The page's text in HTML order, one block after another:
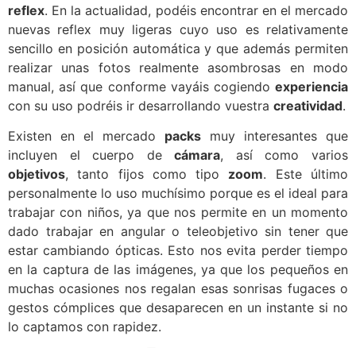
reflex. En la actualidad, podéis encontrar en el mercado
nuevas reflex muy ligeras cuyo uso es relativamente
sencillo en posición automática y que además permiten
realizar unas fotos realmente asombrosas en modo
manual, así que conforme vayáis cogiendo experiencia
con su uso podréis ir desarrollando vuestra creatividad.
Existen en el mercado packs muy interesantes que
incluyen el cuerpo decámara, así como varios
objetivos, tanto fijos como tipo zoom. Este último
personalmente lo uso muchísimo porque es el ideal para
trabajar con niños, ya que nos permite en un momento
dado trabajar en angular o teleobjetivo sin tener que
estar cambiando ópticas. Esto nos evita perder tiempo
en la captura de las imágenes, ya que los pequeños en
muchas ocasiones nos regalan esas sonrisas fugaces o
gestos cómplices que desaparecen en un instante si no
lo captamos con rapidez.